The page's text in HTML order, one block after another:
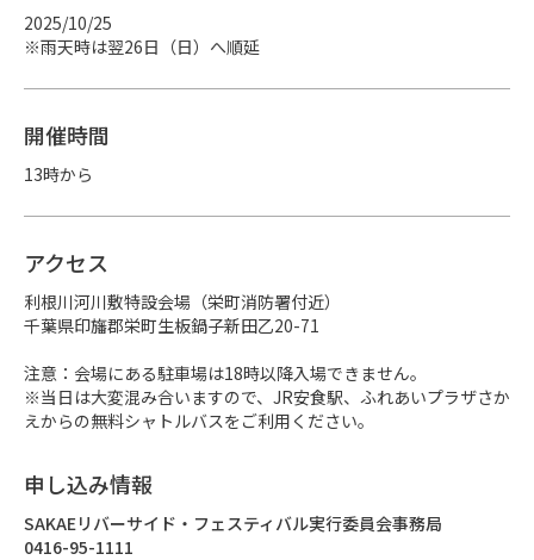
2025/10/25
※雨天時は翌26日（日）へ順延
開催時間
13時から
アクセス
利根川河川敷特設会場（栄町消防署付近）
千葉県印旛郡栄町生板鍋子新田乙20-71
注意：会場にある駐車場は18時以降入場できません。
※当日は大変混み合いますので、JR安食駅、ふれあいプラザさか
えからの無料シャトルバスをご利用ください。
申し込み情報
SAKAEリバーサイド・フェスティバル実行委員会事務局
0416-95-1111